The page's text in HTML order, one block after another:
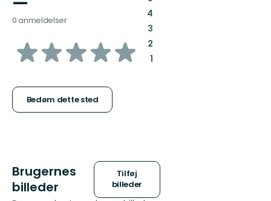
0 anmeldelser
ud
5
Bedøm dette sted
4:
3:
2:
1:
Brugernes
billeder
Tilføj
billeder